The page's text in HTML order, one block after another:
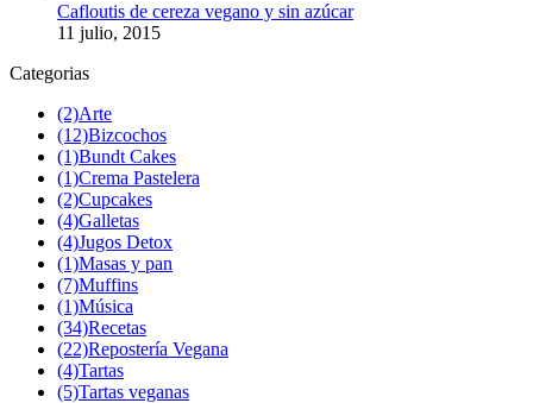
Cafloutis de cereza vegano y sin azúcar
11 julio, 2015
Categorias
(2)Arte
(12)Bizcochos
(1)Bundt Cakes
(1)Crema Pastelera
(2)Cupcakes
(4)Galletas
(4)Jugos Detox
(1)Masas y pan
(7)Muffins
(1)Música
(34)Recetas
(22)Repostería Vegana
(4)Tartas
(5)Tartas veganas